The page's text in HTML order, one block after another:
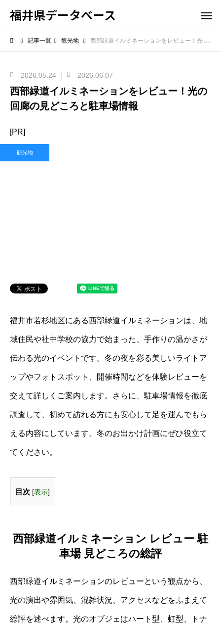
福井県データベース
記事一覧 観光地 西部緑道イルミネーションをレビュー！光の回廊の見どころと駐車場情報
2026.05.24 2026.06.07
西部緑道イルミネーションをレビュー！光の
回廊の見どころと駐車場情報
[PR]
観光地
福井市若杉地区にある西部緑道イルミネーションは、地
域住民や社中学校の協力で始まった、手作りの温かさが
伝わる光のイベントです。冬の夜を彩る美しいライトア
ップやフォトスポット、開催時間などを体験レビューを
交えて詳しくご案内します。さらに、駐車場情報を徹底
調査して、初めて訪れる方にも安心して足を運んでもら
える内容にしています。冬のお出かけ計画にぜひ役立て
てください。
目次 [表示]
西部緑道イルミネーション レビュー 駐
車場 見どころの総評
西部緑道イルミネーションのレビューという観点から、
光の演出や雰囲気、混雑状況、アクセスなどをふまえて
総評を述べます。光のオブジェはハート型、虹型、トナ